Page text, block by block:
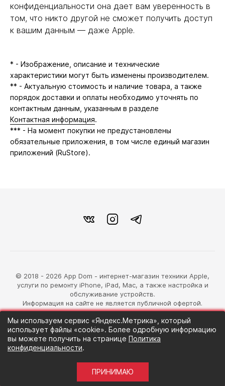
конфиденциальности она дает вам уверенность в
том, что никто другой не сможет получить доступ
к вашим данным — даже Apple.
* - Изображение, описание и технические
характеристики могут быть изменены производителем.
** - Актуальную стоимость и наличие товара, а также
порядок доставки и оплаты необходимо уточнять по
контактным данным, указанным в разделе
Контактная информация.
*** - На момент покупки не предустановлены
обязательные приложения, в том числе единый магазин
приложений (RuStore).
© 2018 - 2026 App Dom - интернет-магазин техники Apple,
услуги по ремонту iPhone, iPad, Mac, а также настройка и
обслуживание устройств.
Информация на сайте не является публичной офертой.
разработка магазина
Синий Лев
Мы используем сервис «Яндекс.Метрика», который
использует файлы «cookie». Более одробную информацию
вы можете получить на странице Политика
конфиденциальности.
ПРИНИМАЮ